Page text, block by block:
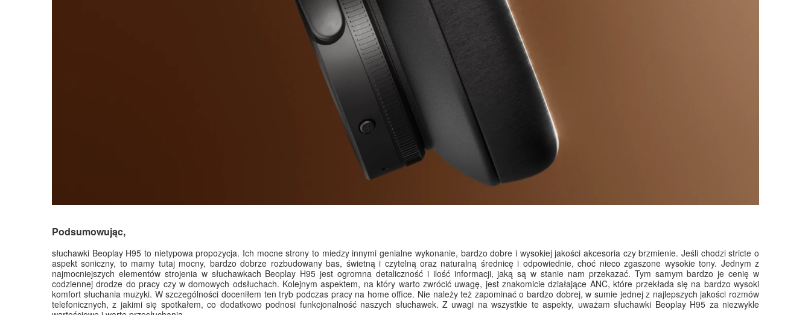
Podsumowując,
słuchawki Beoplay H95 to nietypowa propozycja. Ich mocne strony to miedzy innymi genialne wykonanie, bardzo dobre i wysokiej jakości akcesoria czy brzmienie. Jeśli chodzi stricte o
aspekt soniczny, to mamy tutaj mocny, bardzo dobrze rozbudowany bas, świetną i czytelną oraz naturalną średnicę i odpowiednie, choć nieco zgaszone wysokie tony. Jednym z
najmocniejszych elementów strojenia w słuchawkach Beoplay H95 jest ogromna detaliczność i ilość informacji, jaką są w stanie nam przekazać. Tym samym bardzo je cenię w
codziennej drodze do pracy czy w domowych odsłuchach. Kolejnym aspektem, na który warto zwrócić uwagę, jest znakomicie działające ANC, które przekłada się na bardzo wysoki
komfort słuchania muzyki. W szczególności doceniłem ten tryb podczas pracy na home office. Nie należy też zapominać o bardzo dobrej, w sumie jednej z najlepszych jakości rozmów
telefonicznych, z jakimi się spotkałem, co dodatkowo podnosi funkcjonalność naszych słuchawek. Z uwagi na wszystkie te aspekty, uważam słuchawki Beoplay H95 za niezwykle